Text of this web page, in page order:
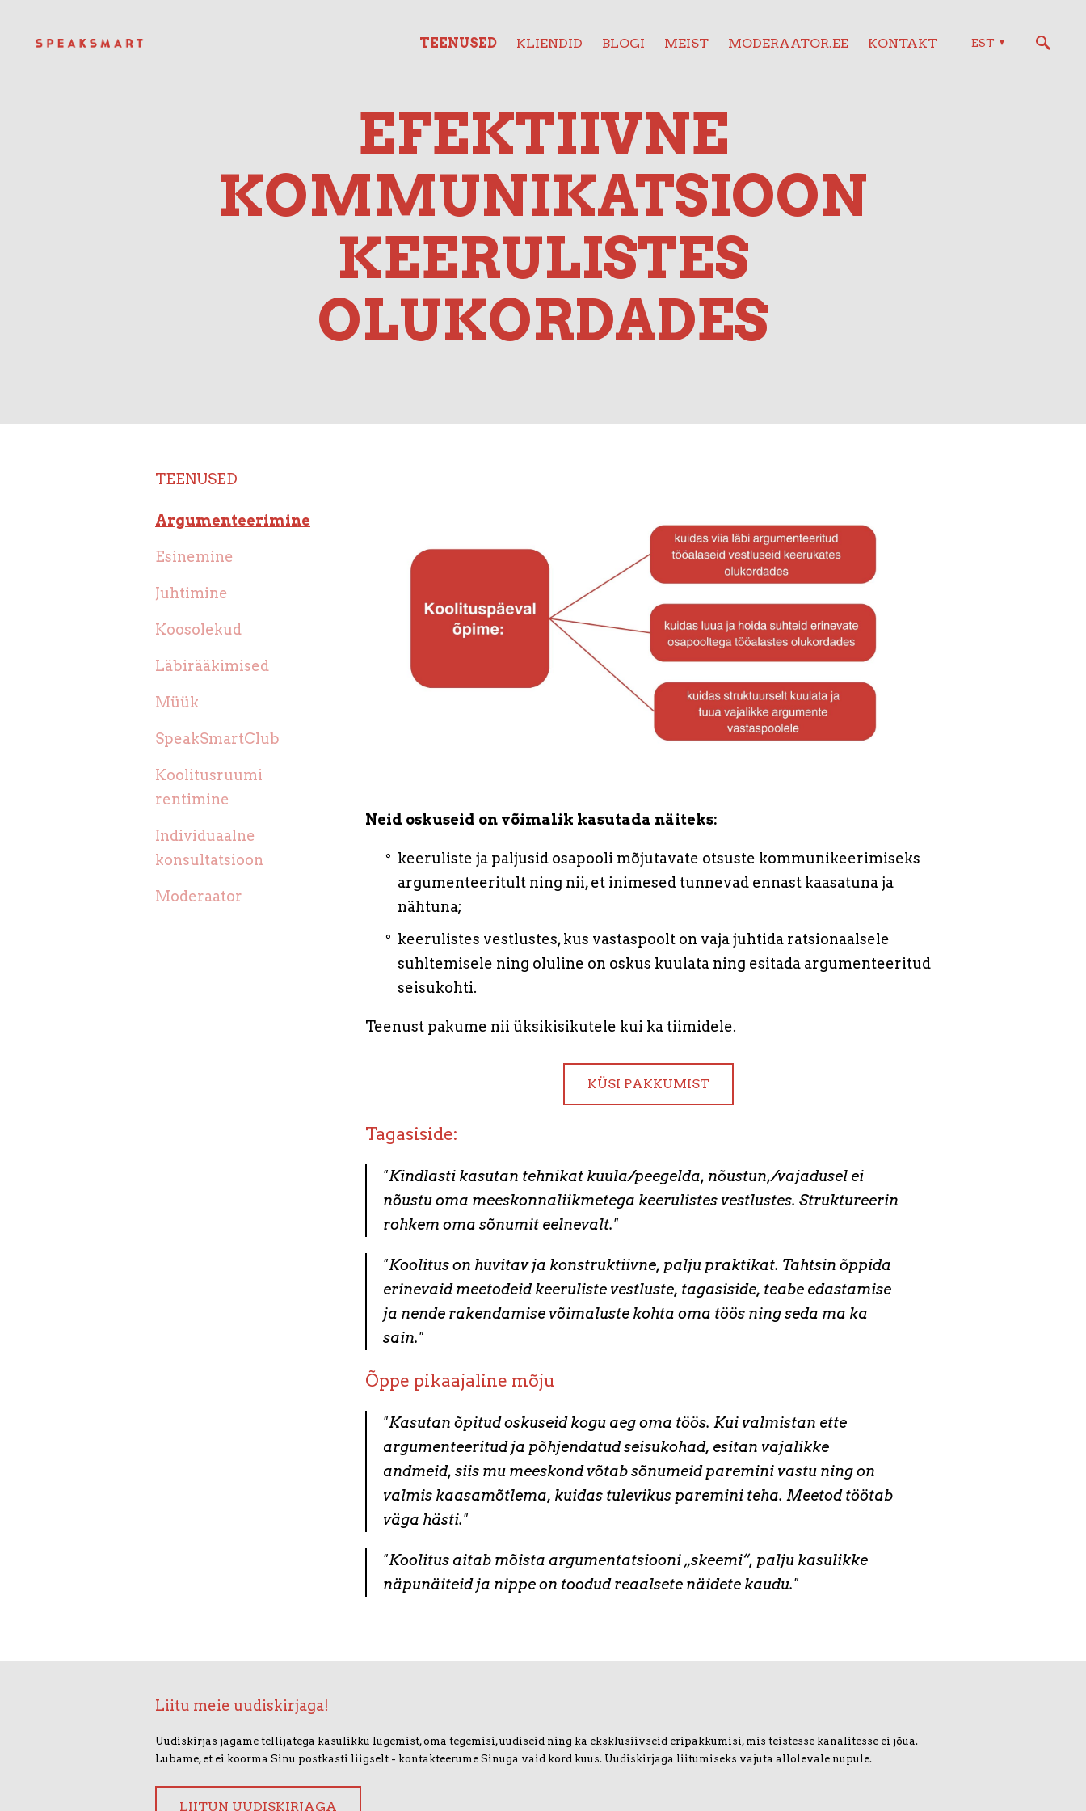
TEENUSED KLIENDID BLOGI MEIST MODERAATOR.EE KONTAKT EST
EFEKTIIVNE
KOMMUNIKATSIOON
KEERULISTES
OLUKORDADES
TEENUSED
Argumenteerimine
Esinemine
Juhtimine
Koosolekud
Läbirääkimised
Müük
SpeakSmartClub
Koolitusruumi
rentimine
Individuaalne
konsultatsioon
Moderaator
Neid oskuseid on võimalik kasutada näiteks:
keeruliste ja paljusid osapooli mõjutavate otsuste kommunikeerimiseks
argumenteeritult ning nii, et inimesed tunnevad ennast kaasatuna ja
nähtuna;
keerulistes vestlustes, kus vastaspoolt on vaja juhtida ratsionaalsele
suhltemisele ning oluline on oskus kuulata ning esitada argumenteeritud
seisukohti.
Teenust pakume nii üksikisikutele kui ka tiimidele.
KÜSI PAKKUMIST
Tagasiside:
"Kindlasti kasutan tehnikat kuula/peegelda, nõustun,/vajadusel ei
nõustu oma meeskonnaliikmetega keerulistes vestlustes. Struktureerin
rohkem oma sõnumit eelnevalt."
"Koolitus on huvitav ja konstruktiivne, palju praktikat. Tahtsin õppida
erinevaid meetodeid keeruliste vestluste, tagasiside, teabe edastamise
ja nende rakendamise võimaluste kohta oma töös ning seda ma ka
sain."
Õppe pikaajaline mõju
"Kasutan õpitud oskuseid kogu aeg oma töös. Kui valmistan ette
argumenteeritud ja põhjendatud seisukohad, esitan vajalikke
andmeid, siis mu meeskond võtab sõnumeid paremini vastu ning on
valmis kaasamõtlema, kuidas tulevikus paremini teha. Meetod töötab
väga hästi."
"Koolitus aitab mõista argumentatsiooni „skeemi“, palju kasulikke
näpunäiteid ja nippe on toodud reaalsete näidete kaudu."
Liitu meie uudiskirjaga!
Uudiskirjas jagame tellijatega kasulikku lugemist, oma tegemisi, uudiseid ning ka eksklusiivseid eripakkumisi, mis teistesse kanalitesse ei jõua.
Lubame, et ei koorma Sinu postkasti liigselt - kontakteerume Sinuga vaid kord kuus. Uudiskirjaga liitumiseks vajuta allolevale nupule.
LIITUN UUDISKIRJAGA